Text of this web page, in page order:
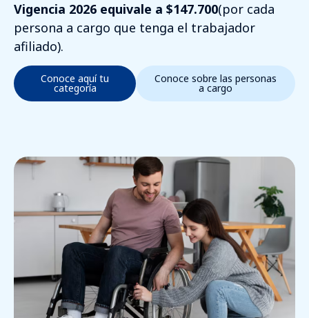
Vigencia 2026 equivale a $147.700(por cada
persona a cargo que tenga el trabajador
afiliado).
Conoce aquí tu
categoría
Conoce sobre las personas
a cargo